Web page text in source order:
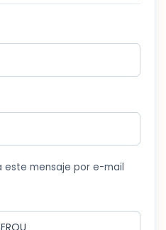
este mensaje por e-mail